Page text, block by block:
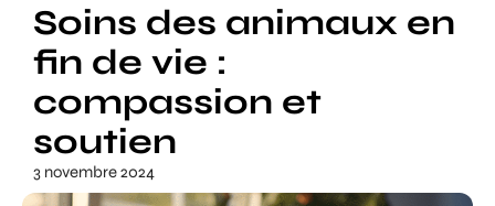
Soins des animaux en
fin de vie :
compassion et
soutien
3 novembre 2024